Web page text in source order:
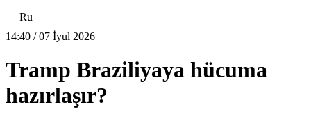
Ru
14:40 / 07 İyul 2026
Tramp Braziliyaya hücuma
hazırlaşır?